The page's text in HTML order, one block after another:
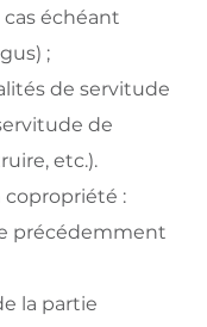
cas échéant
;
de servitude
de
etc.).
copropriété :
précédemment
la partie